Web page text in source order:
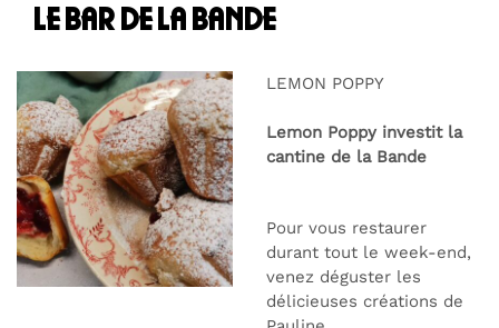
le bar de la bande
LEMON POPPY
Lemon Poppy investit la
cantine de la Bande
Pour vous restaurer
durant tout le week-end,
venez déguster les
délicieuses créations de